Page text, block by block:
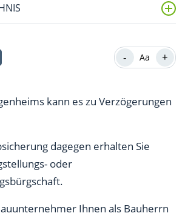
schützt Sie
auch aus rechtlichen Gründen
für Bauzeitüberschreitung selten
- Aa +
kann es zu Verzögerungen
dagegen erhalten Sie
oder
Ihnen als Bauherrn